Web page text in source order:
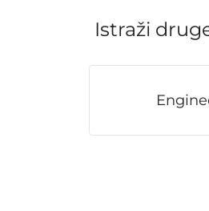
Istraži